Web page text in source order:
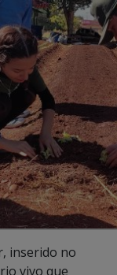
inserido no
vivo que